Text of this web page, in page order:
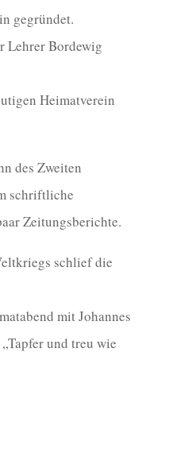
gegründet.
Lehrer Bordewig
Heimatverein
des Zweiten
schriftliche
Zeitungsberichte.
schlief die
mit Johannes
und treu wie